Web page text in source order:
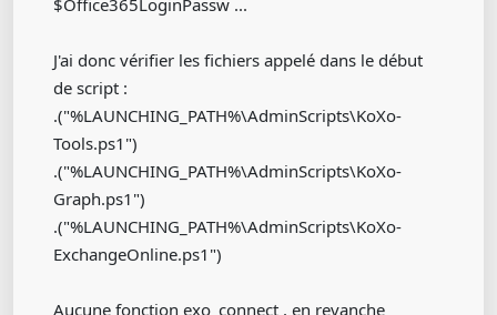
$Office365LoginPassw ...
J'ai donc vérifier les fichiers appelé dans le début
de script :
.("%LAUNCHING_PATH%\AdminScripts\KoXo-
Tools.ps1")
.("%LAUNCHING_PATH%\AdminScripts\KoXo-
Graph.ps1")
.("%LAUNCHING_PATH%\AdminScripts\KoXo-
ExchangeOnline.ps1")
Aucune fonction exo_connect , en revanche